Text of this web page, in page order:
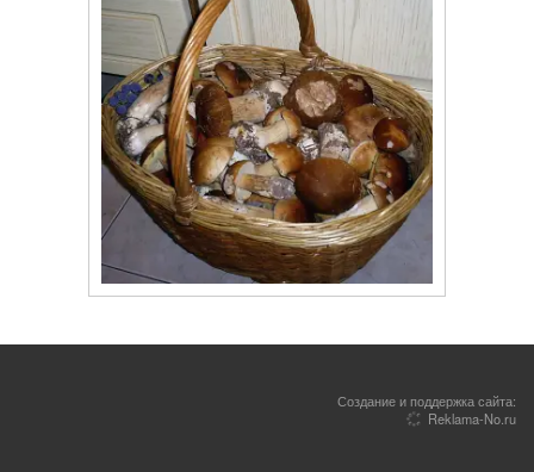
Создание и поддержка сайта:
Reklama-No.ru